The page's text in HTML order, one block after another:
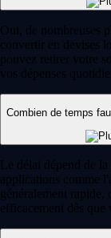
Oui, de nombreuses
convertir en devises
pouvez retirer votre
vos dépenses
Combien de temps
Le délai dépend de
applications comme
généralement
efficacement dès que